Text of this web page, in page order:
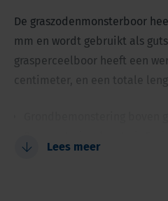
De graszodenmonsterboor
mm en wordt gebruikt als
grasperceelboor heeft een
centimeter, en een totale
Ongestoorde bemonstering
Lees meer